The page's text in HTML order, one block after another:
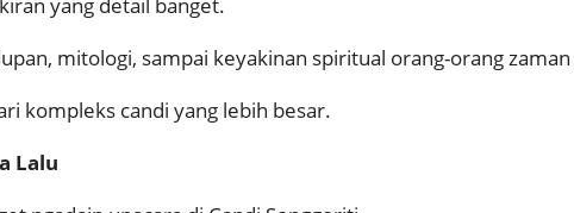
mitologi, sampai keyakinan spiritual orang-orang
kompleks candi yang lebih besar.
Lalu